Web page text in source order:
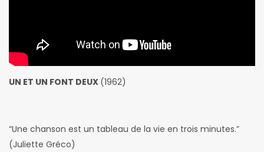
UN ET UN FONT DEUX (1962)
“Une chanson est un tableau de la vie en trois minutes.”
(Juliette Gréco)